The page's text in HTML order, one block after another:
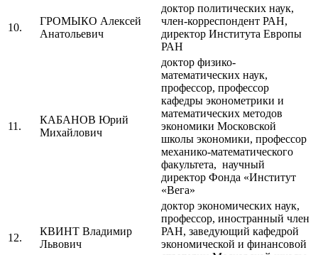
10.
ГРОМЫКО Алексей
Анатольевич
доктор политических наук,
член-корреспондент РАН,
директор Института Европы
РАН
11.
КАБАНОВ Юрий
Михайлович
доктор физико-
математических наук,
профессор, профессор
кафедры эконометрики и
математических методов
экономики Московской
школы экономики, профессор
механико-математического
факультета, научный
директор Фонда «Институт
«Вега»
12.
КВИНТ Владимир
Львович
доктор экономических наук,
профессор, иностранный член
РАН, заведующий кафедрой
экономической и финансовой